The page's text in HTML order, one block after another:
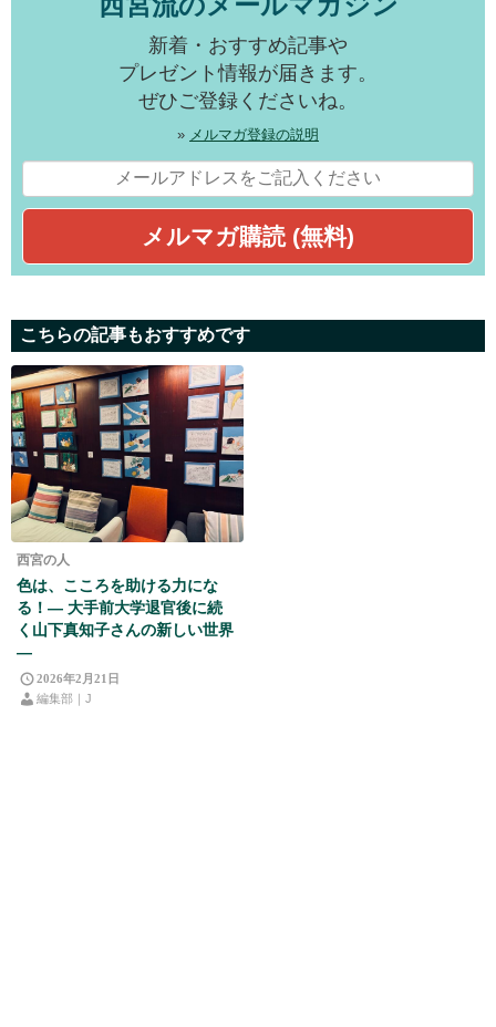
新着・おすすめ記事や
プレゼント情報が届きます。
ぜひご登録くださいね。
» メルマガ登録の説明
こちらの記事もおすすめです
西宮の人
色は、こころを助ける力にな
る！― 大手前大学退官後に続
く山下真知子さんの新しい世界
―
2026年2月21日
編集部｜J